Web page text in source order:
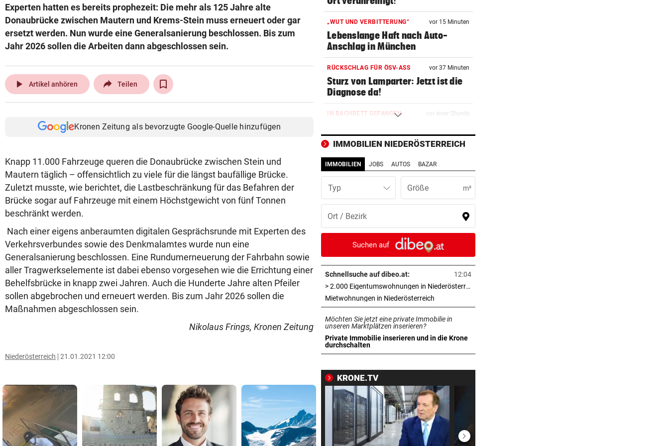
© Krone Multimedia GmbH & Co KG 2026
Muthgasse 2, 1190 Wien
Experten hatten es bereits prophezeit: Die mehr als 125 Jahre alte
Donaubrücke zwischen Mautern und Krems-Stein muss erneuert oder gar
ersetzt werden. Nun wurde eine Generalsanierung beschlossen. Bis zum
Jahr 2026 sollen die Arbeiten dann abgeschlossen sein.
play_arrow Artikel anhören Teilen
Kronen Zeitung als bevorzugte Google-Quelle hinzufügen
Knapp 11.000 Fahrzeuge queren die Donaubrücke zwischen Stein und
Mautern täglich – offensichtlich zu viele für die längst baufällige Brücke.
Zuletzt musste, wie berichtet, die Lastbeschränkung für das Befahren der
Brücke sogar auf Fahrzeuge mit einem Höchstgewicht von fünf Tonnen
beschränkt werden.
Nach einer eigens anberaumten digitalen Gesprächsrunde mit Experten des
Verkehrsverbundes sowie des Denkmalamtes wurde nun eine
Generalsanierung beschlossen. Eine Rundumerneuerung der Fahrbahn sowie
aller Tragwerkselemente ist dabei ebenso vorgesehen wie die Errichtung einer
Behelfsbrücke in knapp zwei Jahren. Auch die Hunderte Jahre alten Pfeiler
sollen abgebrochen und erneuert werden. Bis zum Jahr 2026 sollen die
Maßnahmen abgeschlossen sein.
Nikolaus Frings, Kronen Zeitung
Niederösterreich 21.01.2021 12:00
„WUT UND VERBITTERUNG“ vor 15 Minuten
Lebenslange Haft nach Auto-
Anschlag in München
RÜCKSCHLAG FÜR ÖSV-ASS vor 37 Minuten
Sturz von Lamparter: Jetzt ist die
Diagnose da!
IN BACHBETT GEFANGEN vor einer Stunde
verletztem Wanderer
ABREISE AUS SAALFELDEN
RB-Star verabschiedet sich:
Rekorddeal steht bevor
EIN STÜRMER FEHLT vor einer Stunde
Was die Austria heute in
Rumänien erwartet
EIN KLUB MACHT ERNST vor einer Stunde
Sabitzer heiß begehrt – wird Geld
zum Knackpunkt?
NÄCHSTE ABHÖR-AFFÄRE: vor einer Stunde
SPÖ und ÖVP wollen die Causa
Lederer aussitzen
OSV-DUO IN PARIS vor einer Stunde
Knoll und Lotfi ziehen vom Turm
PLUS FÜNF PROZENT vor einer Stunde
Goldpreis legte diese Woche
neuen Höhenflug hin
REKORDSOMMER IN Ö vor einer Stunde
IMMOBILIEN NIEDERÖSTERREICH
IMMOBILIEN JOBS AUTOS BAZAR
Typ m²
Suchen auf
Schnellsuche auf dibeo.at:
12:04
> 2.000 Eigentumswohnungen in Niederösterreich
Mietwohnungen in Niederösterreich
Möchten Sie jetzt eine private Immobilie in
unseren Marktplätzen inserieren?
Private Immobilie inserieren und in die Krone
durchschalten
in neuem Tab öffnen
KRONE.TV